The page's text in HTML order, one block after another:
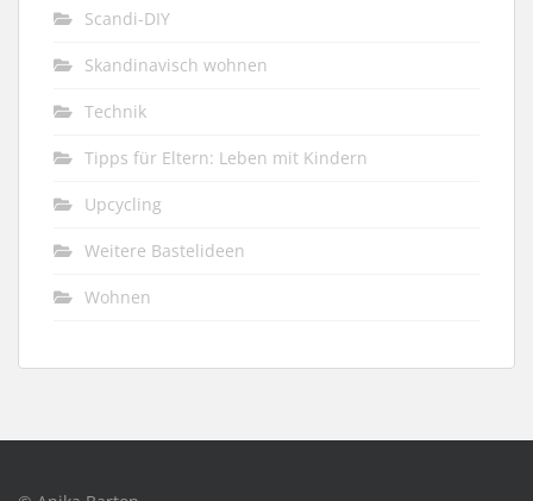
Scandi-DIY
Skandinavisch wohnen
Technik
Tipps für Eltern: Leben mit Kindern
Upcycling
Weitere Bastelideen
Wohnen